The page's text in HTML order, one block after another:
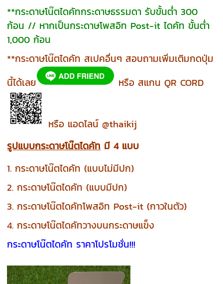
**กระดาษโน๊ตไดคัทกระดาษธรรมดา รับขั้นต่ำ 300
ก้อน // หากเป็นกระดาษโพสอิท Post-it ไดคัท ขั้นต่ำ
1,000 ก้อน
**กระดาษโน๊ตไดคัท สเปคอื่นๆ สอบถามเพิ่มเติมกดปุ่ม
นี้ได้เลย
หรือ สแกน QR CORD
หรือ แอดไลน์ @thaikij
รูปแบบกระดาษโน๊ตไดคัท มี 4 แบบ
1. กระดาษโน๊ตไดคัท (แบบไม่มีปก)
2. กระดาษโน๊ตไดคัท (แบบมีปก)
3. กระดาษโน๊ตไดคัทโพสอิท Post-it (กาวในตัว)
4. กระดาษโน๊ตไดคัทวางบนกระดาษแข็ง
กระดาษโน๊ตไดคัท ราคาโปรโมชั่น!!!